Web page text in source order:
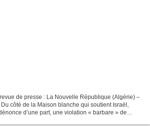
de presse : La Nouvelle République (Algérie) –
côté de la Maison blanche qui soutient Israël,
d’une part, une violation « barbare » de